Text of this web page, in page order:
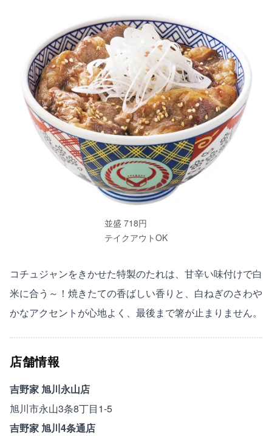
並盛 718円
テイクアウトOK
コチュジャンをきかせた特製のたれは、甘辛い味付けで白
米に合う～！焼きたての香ばしい香りと、白ねぎのさわや
かなアクセントが心地よく、最後まで箸が止まりません。
店舗情報
吉野家 旭川永山店
旭川市永山3条8丁目1-5
吉野家 旭川4条通店